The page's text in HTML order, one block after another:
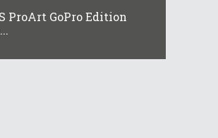
ProArt GoPro Edition